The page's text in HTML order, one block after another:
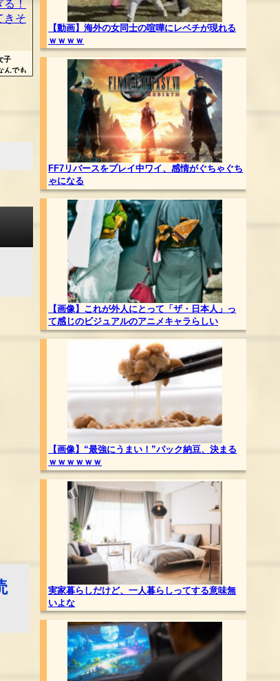
子
んでも
【動画】海外の女同士の喧嘩にレベチが現れる
ｗｗｗｗ
FF7リバースをプレイ中ワイ、感情がぐちゃぐち
ゃになる
【画像】これが外人にとって「ザ・日本人」っ
て感じのビジュアルのアニメキャラらしい
【画像】“最強にうまい！”パック納豆、決まる
ｗｗｗｗｗｗ
実家暮らしだけど、一人暮らしってする意味無
いよな